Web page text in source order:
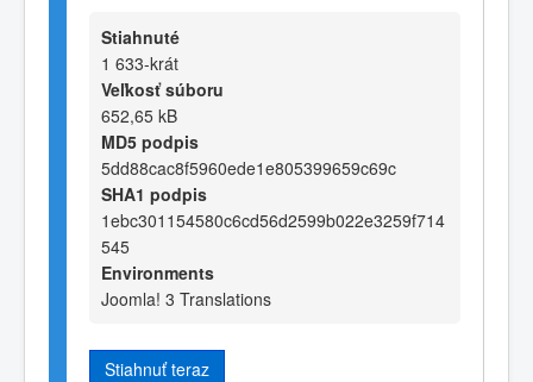
Stiahnuté
1 633-krát
Veľkosť súboru
652,65 kB
MD5 podpis
5dd88cac8f5960ede1e805399659c69c
SHA1 podpis
1ebc301154580c6cd56d2599b022e3259f714
545
Environments
Joomla! 3 Translations
Stiahnuť teraz